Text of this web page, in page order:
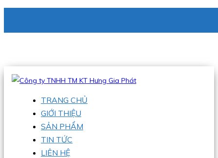
Hotline:0938 336 079
TRANG CHỦ
GIỚI THIỆU
SẢN PHẨM
TIN TỨC
LIÊN HỆ